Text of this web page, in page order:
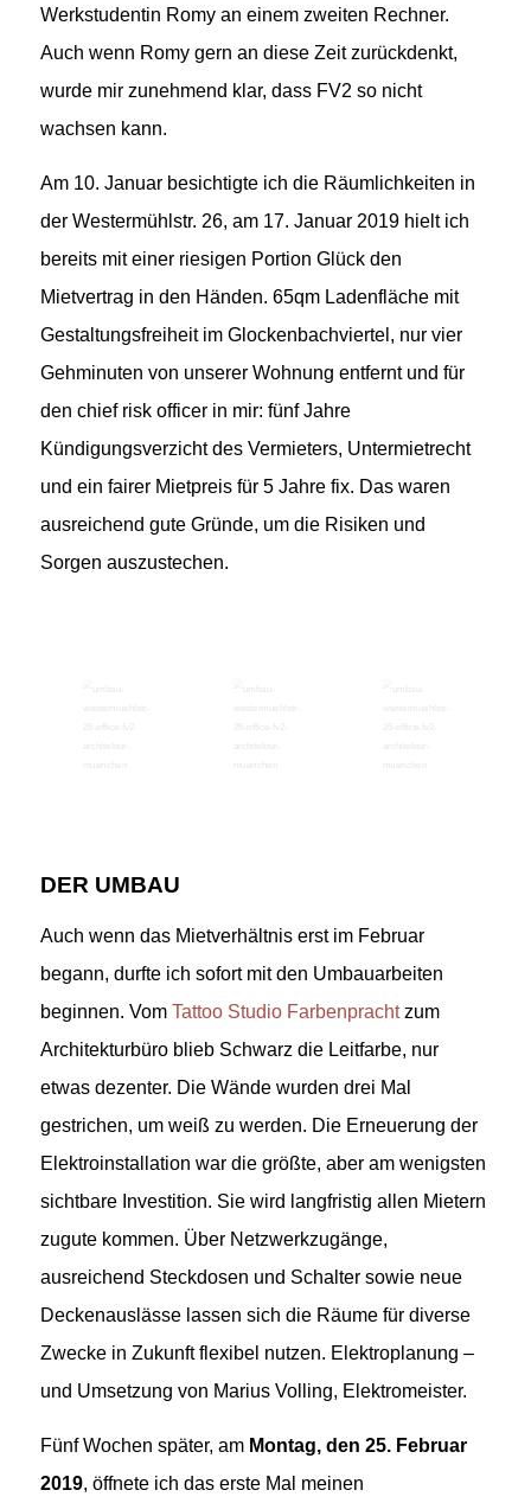
Werkstudentin Romy an einem zweiten Rechner.
Auch wenn Romy gern an diese Zeit zurückdenkt,
wurde mir zunehmend klar, dass FV2 so nicht
wachsen kann.
Am 10. Januar besichtigte ich die Räumlichkeiten in
der Westermühlstr. 26, am 17. Januar 2019 hielt ich
bereits mit einer riesigen Portion Glück den
Mietvertrag in den Händen. 65qm Ladenfläche mit
Gestaltungsfreiheit im Glockenbachviertel, nur vier
Gehminuten von unserer Wohnung entfernt und für
den chief risk officer in mir: fünf Jahre
Kündigungsverzicht des Vermieters, Untermietrecht
und ein fairer Mietpreis für 5 Jahre fix. Das waren
ausreichend gute Gründe, um die Risiken und
Sorgen auszustechen.
DER UMBAU
Auch wenn das Mietverhältnis erst im Februar
begann, durfte ich sofort mit den Umbauarbeiten
beginnen. Vom Tattoo Studio Farbenprachtzum
Architekturbüro blieb Schwarz die Leitfarbe, nur
etwas dezenter. Die Wände wurden drei Mal
gestrichen, um weiß zu werden. Die Erneuerung der
Elektroinstallation war die größte, aber am wenigsten
sichtbare Investition. Sie wird langfristig allen Mietern
zugute kommen. Über Netzwerkzugänge,
ausreichend Steckdosen und Schalter sowie neue
Deckenauslässe lassen sich die Räume für diverse
Zwecke in Zukunft flexibel nutzen. Elektroplanung –
und Umsetzung von Marius Volling, Elektromeister.
Fünf Wochen später, am Montag, den 25. Februar
2019, öffnete ich das erste Mal meinen